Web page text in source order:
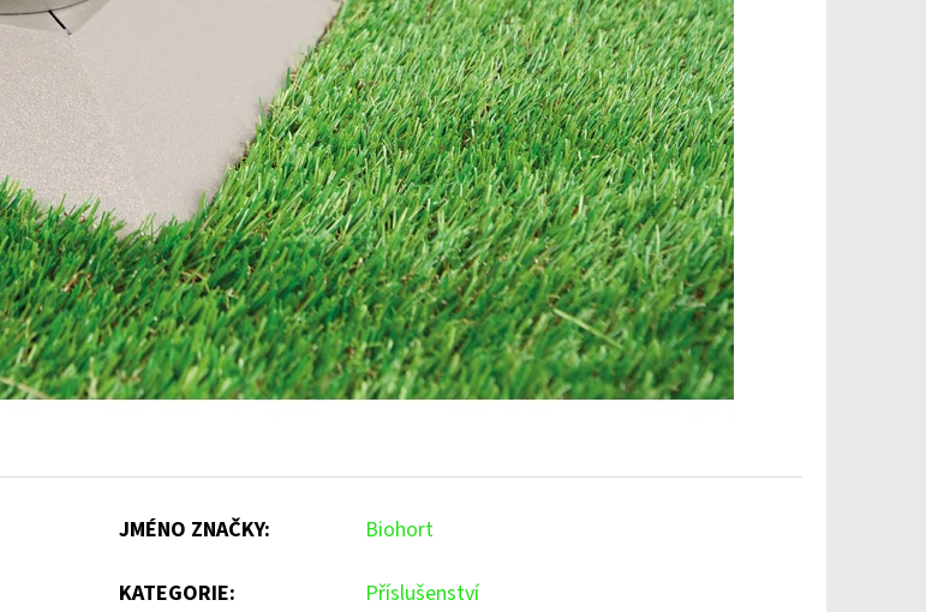
JMÉNO ZNAČKY: Biohort
KATEGORIE: Příslušenství